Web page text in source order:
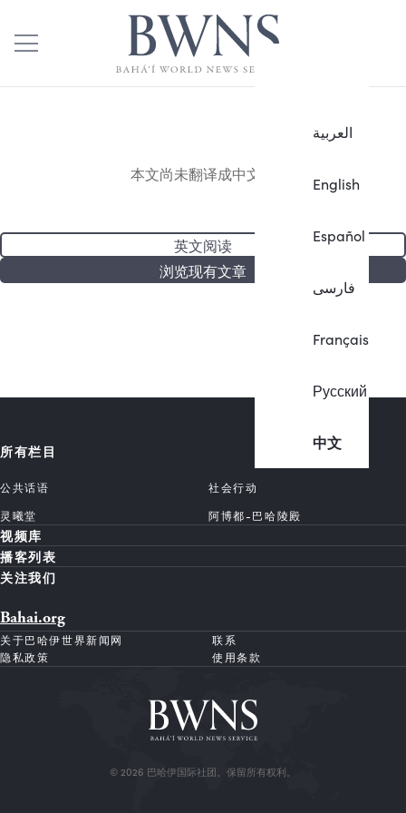
العربية
English
Español
فارسی
Français
Русский
中文
本文尚未翻译成中文。
英文阅读
浏览现有文章
所有栏目
公共话语
社会行动
灵曦堂
阿博都-巴哈陵殿
视频库
播客列表
关注我们
Bahai.org
关于巴哈伊世界新闻网
联系
隐私政策
使用条款
© 2026 巴哈伊国际社团。保留所有权利。